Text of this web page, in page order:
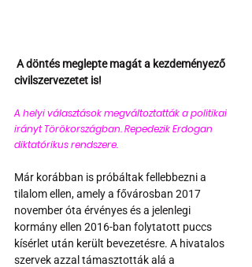
civilszervezetet is!
A helyi választások megváltoztatták a politikai
irányt Törökországban. Repedezik Erdogan
diktatórikus rendszere.
Már korábban is próbáltak fellebbezni a
tilalom ellen, amely a fővárosban 2017
november óta érvényes és a jelenlegi ​​
kormány ellen 2016-ban folytatott puccs
kísérlet után került bevezetésre. A hivatalos
szervek azzal támasztották alá a